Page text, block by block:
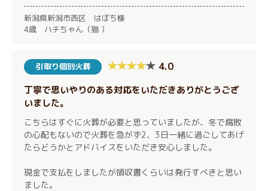
新潟県新潟市西区 はぼち様
4歳 ハチちゃん（猫 ）
引取り個別火葬 4.0
丁寧で思いやりのある対応をいただきありがとうござ
いました。
こちらはすぐに火葬が必要と思っていましたが、冬で腐敗
の心配もないので火葬を急がず2、3日一緒に過ごしてあげ
たらどうかとアドバイスをいただき安心しました。
現金で支払をしましたが領収書くらいは発行すべきと思い
ました。